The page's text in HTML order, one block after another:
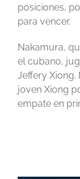
posiciones,
para vencer.
Nakamura,
el cubano,
Jeffery
joven Xiong
empate en